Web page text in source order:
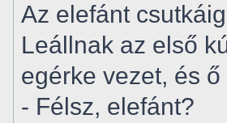
Az elefánt
Leállnak az első
egérke vezet, és
- Félsz, elefánt?